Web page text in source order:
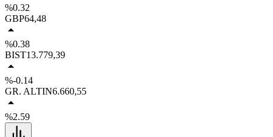
%0.32
GBP64,48
%0.38
BIST13.779,39
%-0.14
GR. ALTIN6.660,55
%2.59